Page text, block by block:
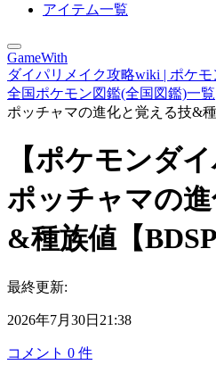
アイテム一覧
GameWith
ダイパリメイク攻略wiki | ポケモ
全国ポケモン図鑑(全国図鑑)一覧
ポッチャマの進化と覚える技&
【ポケモンダ
ポッチャマの
&種族値【BDSP
最終更新:
2026年7月30日21:38
コメント 0 件